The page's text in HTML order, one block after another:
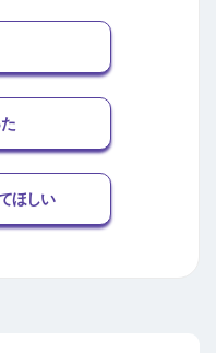
ほしい